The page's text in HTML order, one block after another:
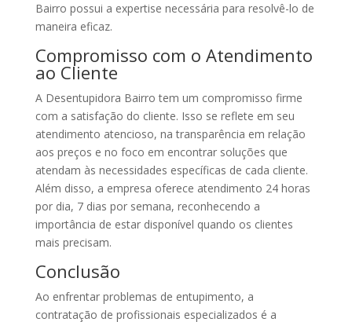
Bairro possui a expertise necessária para resolvê-lo de
maneira eficaz.
Compromisso com o Atendimento
ao Cliente
A Desentupidora Bairro tem um compromisso firme
com a satisfação do cliente. Isso se reflete em seu
atendimento atencioso, na transparência em relação
aos preços e no foco em encontrar soluções que
atendam às necessidades específicas de cada cliente.
Além disso, a empresa oferece atendimento 24 horas
por dia, 7 dias por semana, reconhecendo a
importância de estar disponível quando os clientes
mais precisam.
Conclusão
Ao enfrentar problemas de entupimento, a
contratação de profissionais especializados é a